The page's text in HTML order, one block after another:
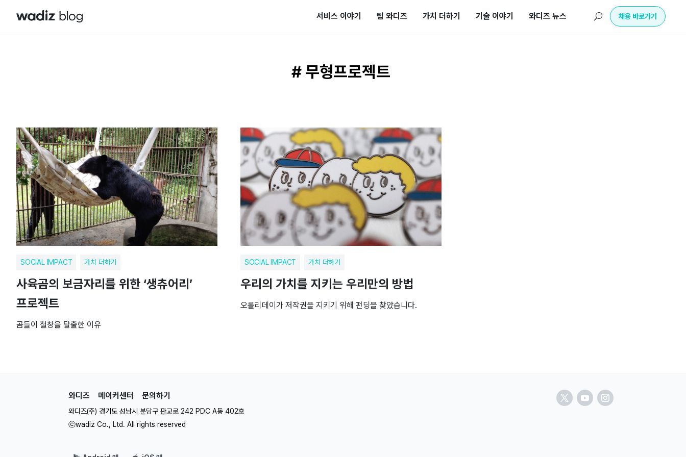
서비스 이야기 팀 와디즈 가치 더하기 기술 이야기 와디즈 뉴스 U 채용 바로가기
# 무형프로젝트
SOCIAL IMPACT 가치 더하기
사육곰의 보금자리를 위한 ‘생츄어리’
프로젝트
곰들이 철창을 탈출한 이유
SOCIAL IMPACT 가치 더하기
우리의 가치를 지키는 우리만의 방법
오롤리데이가 저작권을 지키기 위해 펀딩을 찾았습니다.
와디즈 메이커센터 문의하기
와디즈(주) 경기도 성남시 분당구 판교로 242 PDC A동 402호
ⓒwadiz Co., Ltd. All rights reserved